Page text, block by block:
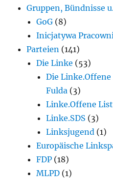
Gruppen, Bündnisse
GoG (8)
Inicjatywa
Parteien (141)
Die Linke (53)
Die
Fulda (3)
Linke.Offene
Linke.SDS (3)
Linksjugend (1)
Europäische
FDP (18)
MLPD (1)